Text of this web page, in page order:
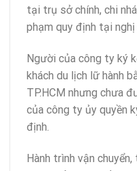
tại trụ sở chính, chi
phạm quy định tại
Người của công ty ký
khách du lịch lữ hành
TP.HCM nhưng chưa
của công ty ủy quyền
định.
Hành trình vận